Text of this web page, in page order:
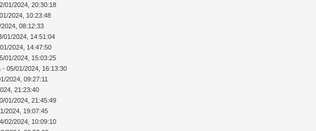
01/2024, 20:30:18
2024, 10:23:48
08:12:33
01/2024, 14:51:04
2024, 14:47:50
01/2024, 15:03:25
- 05/01/2024, 16:13:30
2024, 09:27:11
21:23:40
01/2024, 21:45:49
2024, 19:07:45
02/2024, 10:09:10